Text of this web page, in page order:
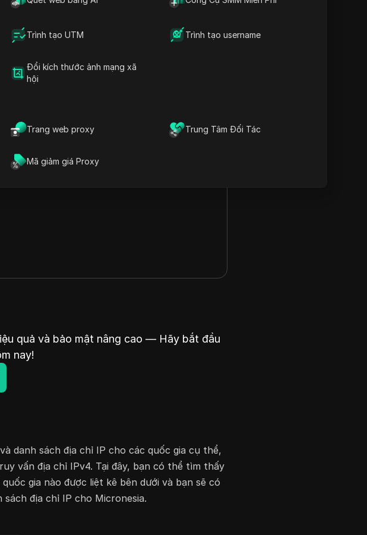
Trình tạo UTM Trình tạo username
Đổi kích thước ảnh mạng xã
hội
Trang web proxy Trung Tâm Đối Tác
Mã giảm giá Proxy
1024
4096
quả và bảo mật nâng cao — Hãy bắt đầu
nay!
danh sách địa chỉ IP cho các quốc gia cụ thể,
vấn địa chỉ IPv4. Tại đây, bạn có thể tìm thấy
gia nào được liệt kê bên dưới và bạn sẽ có
địa chỉ IP cho Micronesia.